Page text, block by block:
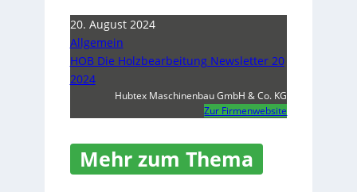
20. August 2024
Allgemein
HOB Die Holzbearbeitung Newsletter 20
2024
Hubtex Maschinenbau GmbH & Co. KG
Zur Firmenwebsite
Mehr zum Thema